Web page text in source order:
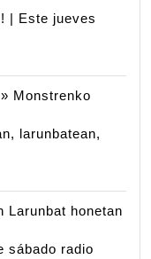
| Este jueves
Monstrenko
larunbatean,
Larunbat honetan
sábado radio